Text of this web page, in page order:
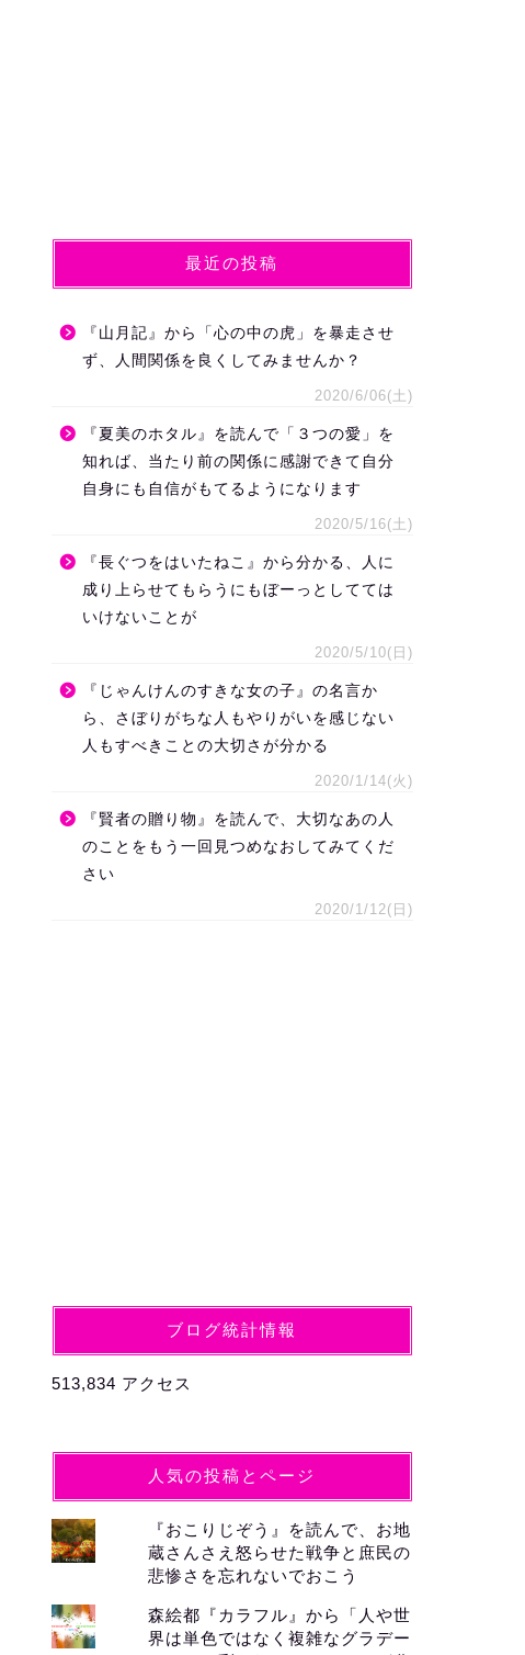
最近の投稿
『山月記』から「心の中の虎」を暴走させ
ず、人間関係を良くしてみませんか？
2020/6/06(土)
『夏美のホタル』を読んで「３つの愛」を
知れば、当たり前の関係に感謝できて自分
自身にも自信がもてるようになります
2020/5/16(土)
『長ぐつをはいたねこ』から分かる、人に
成り上らせてもらうにもぼーっとしてては
いけないことが
2020/5/10(日)
『じゃんけんのすきな女の子』の名言か
ら、さぼりがちな人もやりがいを感じない
人もすべきことの大切さが分かる
2020/1/14(火)
『賢者の贈り物』を読んで、大切なあの人
のことをもう一回見つめなおしてみてくだ
さい
2020/1/12(日)
ブログ統計情報
513,834 アクセス
人気の投稿とページ
『おこりじぞう』を読んで、お地
蔵さんさえ怒らせた戦争と庶民の
悲惨さを忘れないでおこう
森絵都『カラフル』から「人や世
界は単色ではなく複雑なグラデー